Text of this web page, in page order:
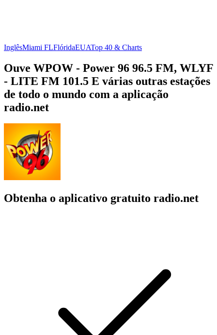
InglêsMiami FLFlóridaEUATop 40 & Charts
Ouve WPOW - Power 96 96.5 FM, WLYF
- LITE FM 101.5 E várias outras estações
de todo o mundo com a aplicação
radio.net
Obtenha o aplicativo gratuito radio.net